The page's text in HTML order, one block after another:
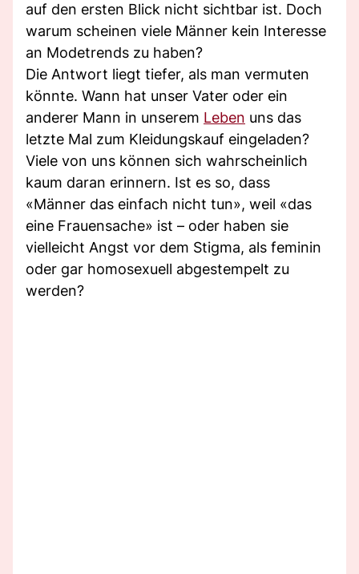
auf den ersten Blick nicht sichtbar ist. Doch
warum scheinen viele Männer kein Interesse
an Modetrends zu haben?
Die Antwort liegt tiefer, als man vermuten
könnte. Wann hat unser Vater oder ein
anderer Mann in unserem Leben uns das
letzte Mal zum Kleidungskauf eingeladen?
Viele von uns können sich wahrscheinlich
kaum daran erinnern. Ist es so, dass
«Männer das einfach nicht tun», weil «das
eine Frauensache» ist – oder haben sie
vielleicht Angst vor dem Stigma, als feminin
oder gar homosexuell abgestempelt zu
werden?